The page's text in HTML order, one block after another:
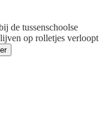
de tussenschoolse
op rolletjes verloopt